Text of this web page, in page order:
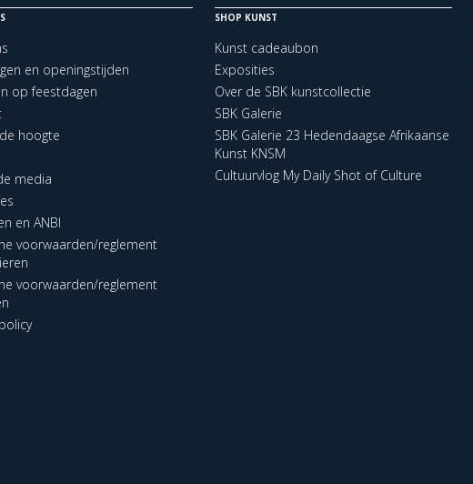
en openingstijden
op feestdagen
hoogte
media
en ANBI
voorwaarden/reglement
voorwaarden/reglement
SHOP KUNST
Kunst cadeaubon
Exposities
Over de SBK kunstcollectie
SBK Galerie
SBK Galerie 23 Hedendaagse Afrikaanse
Kunst KNSM
Cultuurvlog My Daily Shot of Culture